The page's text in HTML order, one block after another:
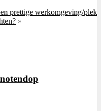
prettige werkomgeving/plek
»